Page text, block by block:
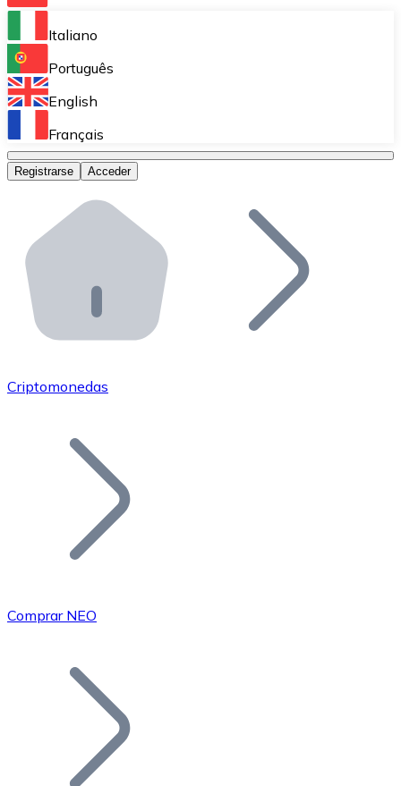
Bitnovo Ramp
Integra nuestra solución en tu plataforma.
Bitnovo Giftcards
Bitnovo OTC
Bitnovo ATM
Integra un ATM Bitnovo en tu negocio y permite que
Bitnovo API
Integra nuestra API en tu ecosistema.
Únete a nuestra red de distribuidores.
Añade tu proyecto a nuestro ecosistema.
Bitcoin
Italiano
Português
English
Français
Registrarse Acceder
Criptomonedas
Comprar NEO